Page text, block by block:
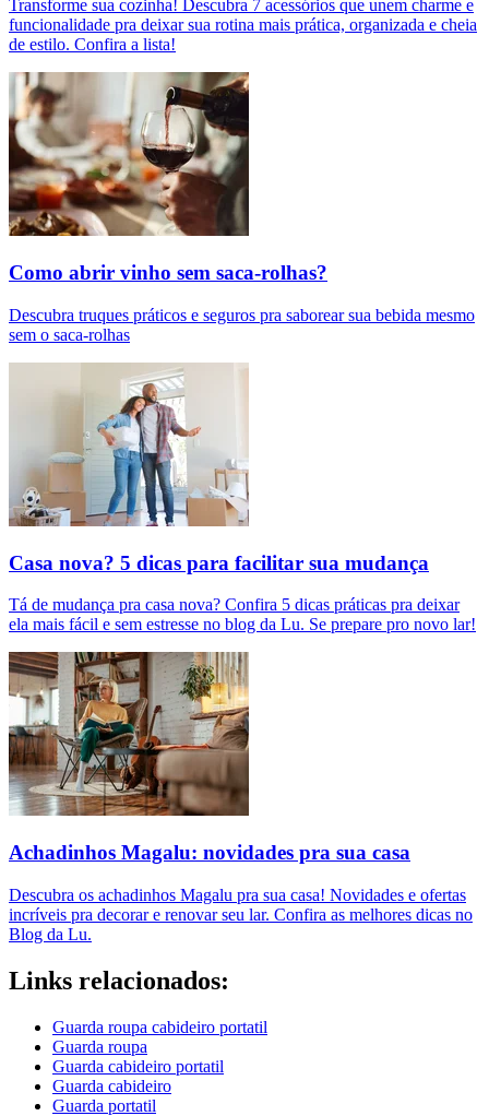
Transforme sua cozinha! Descubra 7 acessórios que unem charme e
funcionalidade pra deixar sua rotina mais prática, organizada e cheia
de estilo. Confira a lista!
Como abrir vinho sem saca-rolhas?
Descubra truques práticos e seguros pra saborear sua bebida mesmo
sem o saca-rolhas
Casa nova? 5 dicas para facilitar sua mudança
Tá de mudança pra casa nova? Confira 5 dicas práticas pra deixar
ela mais fácil e sem estresse no blog da Lu. Se prepare pro novo lar!
Achadinhos Magalu: novidades pra sua casa
Descubra os achadinhos Magalu pra sua casa! Novidades e ofertas
incríveis pra decorar e renovar seu lar. Confira as melhores dicas no
Blog da Lu.
Links relacionados:
Guarda roupa cabideiro portatil
Guarda roupa
Guarda cabideiro portatil
Guarda cabideiro
Guarda portatil